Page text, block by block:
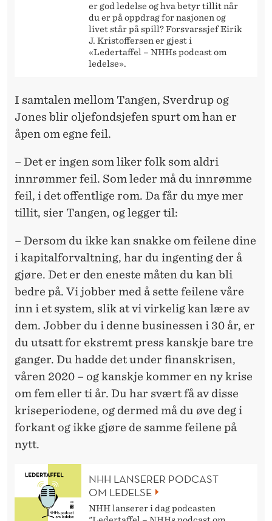
er god ledelse og hva betyr tillit når
du er på oppdrag for nasjonen og
livet står på spill? Forsvarssjef Eirik
J. Kristoffersen er gjest i
«Ledertaffel – NHHs podcast om
ledelse».
I samtalen mellom Tangen, Sverdrup og
Jones blir oljefondsjefen spurt om han er
åpen om egne feil.
– Det er ingen som liker folk som aldri
innrømmer feil. Som leder må du innrømme
feil, i det offentlige rom. Da får du mye mer
tillit, sier Tangen, og legger til:
– Dersom du ikke kan snakke om feilene dine
i kapitalforvaltning, har du ingenting der å
gjøre. Det er den eneste måten du kan bli
bedre på. Vi jobber med å sette feilene våre
inn i et system, slik at vi virkelig kan lære av
dem. Jobber du i denne businessen i 30 år, er
du utsatt for ekstremt press kanskje bare tre
ganger. Du hadde det under finanskrisen,
våren 2020 – og kanskje kommer en ny krise
om fem eller ti år. Du har svært få av disse
kriseperiodene, og dermed må du øve deg i
forkant og ikke gjøre de samme feilene på
nytt.
NHH LANSERER PODCAST
OM LEDELSE
NHH lanserer i dag podcasten